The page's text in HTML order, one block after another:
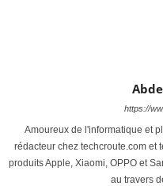
https://
Amoureux de l'informatique et
rédacteur chez techcroute.com et
produits Apple, Xiaomi, OPPO et
au travers